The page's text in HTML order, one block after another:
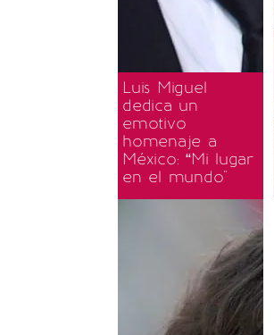
Luis Miguel
dedica un
emotivo
homenaje a
México: “Mi lugar
en el mundo"